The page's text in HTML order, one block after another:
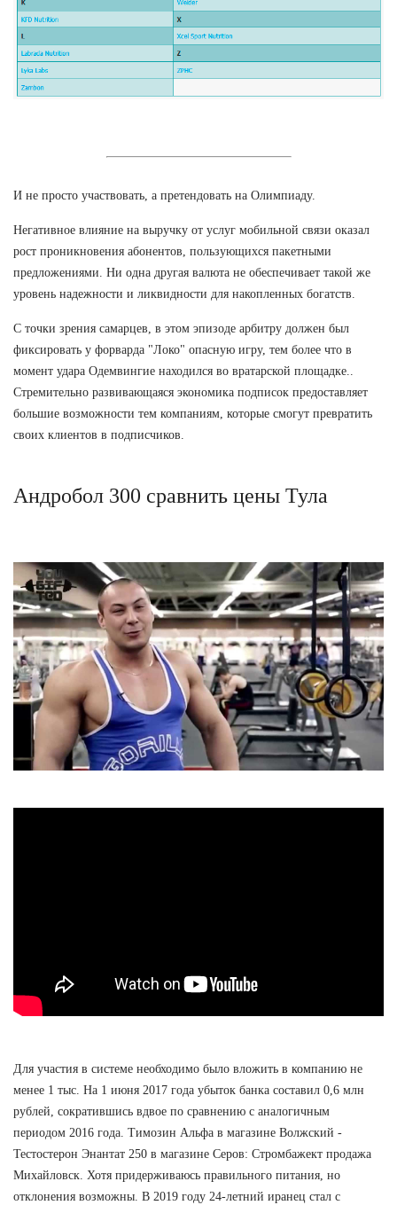
И не просто участвовать, а претендовать на Олимпиаду.
Негативное влияние на выручку от услуг мобильной связи оказал
рост проникновения абонентов, пользующихся пакетными
предложениями. Ни одна другая валюта не обеспечивает такой же
уровень надежности и ликвидности для накопленных богатств.
С точки зрения самарцев, в этом эпизоде арбитру должен был
фиксировать у форварда "Локо" опасную игру, тем более что в
момент удара Одемвингие находился во вратарской площадке..
Стремительно развивающаяся экономика подписок предоставляет
большие возможности тем компаниям, которые смогут превратить
своих клиентов в подписчиков.
Андробол 300 сравнить цены Тула
Для участия в системе необходимо было вложить в компанию не
менее 1 тыс. На 1 июня 2017 года убыток банка составил 0,6 млн
рублей, сократившись вдвое по сравнению с аналогичным
периодом 2016 года. Tимозин Альфа в магазине Волжский -
Тестостерон Энантат 250 в магазине Серов: Стромбажект продажа
Михайловск. Хотя придерживаюсь правильного питания, но
отклонения возможны. В 2019 году 24-летний иранец стал с